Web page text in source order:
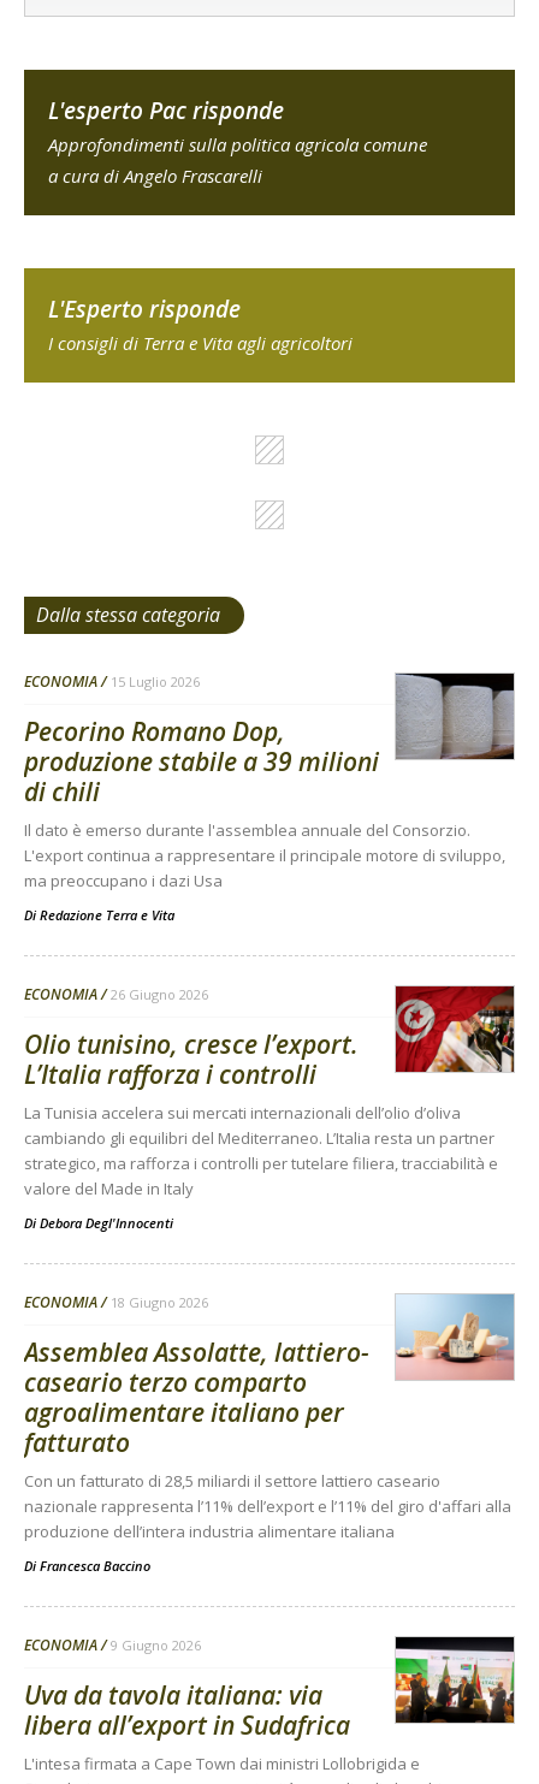
L'esperto Pac risponde
Approfondimenti sulla politica agricola comune
a cura di Angelo Frascarelli
L'Esperto risponde
I consigli di Terra e Vita agli agricoltori
Dalla stessa categoria
ECONOMIA 15 Luglio 2026
Pecorino Romano Dop,
produzione stabile a 39 milioni
di chili
Il dato è emerso durante l'assemblea annuale del Consorzio.
L'export continua a rappresentare il principale motore di sviluppo,
ma preoccupano i dazi Usa
Di Redazione Terra e Vita
ECONOMIA 26 Giugno 2026
Olio tunisino, cresce l’export.
L’Italia rafforza i controlli
La Tunisia accelera sui mercati internazionali dell’olio d’oliva
cambiando gli equilibri del Mediterraneo. L’Italia resta un partner
strategico, ma rafforza i controlli per tutelare filiera, tracciabilità e
valore del Made in Italy
Di Debora Degl'Innocenti
ECONOMIA 18 Giugno 2026
Assemblea Assolatte, lattiero-
caseario terzo comparto
agroalimentare italiano per
fatturato
Con un fatturato di 28,5 miliardi il settore lattiero caseario
nazionale rappresenta l’11% dell’export e l’11% del giro d'affari alla
produzione dell’intera industria alimentare italiana
Di Francesca Baccino
ECONOMIA 9 Giugno 2026
Uva da tavola italiana: via
libera all’export in Sudafrica
L'intesa firmata a Cape Town dai ministri Lollobrigida e